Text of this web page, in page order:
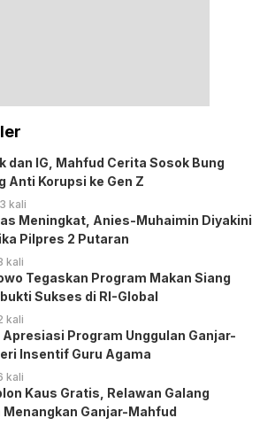
dan IG, Mahfud Cerita Sosok Bung
Anti Korupsi ke Gen Z
kali
Meningkat, Anies-Muhaimin Diyakini
Pilpres 2 Putaran
kali
Tegaskan Program Makan Siang
Sukses di RI-Global
kali
Apresiasi Program Unggulan Ganjar-
Insentif Guru Agama
kali
Kaus Gratis, Relawan Galang
Menangkan Ganjar-Mahfud